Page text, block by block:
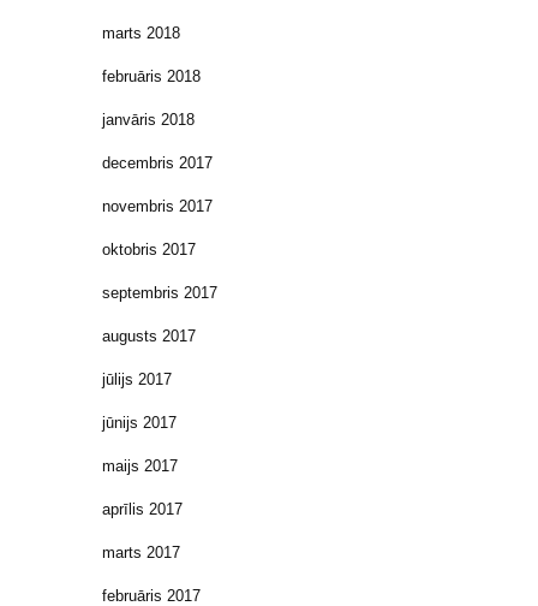
marts 2018
februāris 2018
janvāris 2018
decembris 2017
novembris 2017
oktobris 2017
septembris 2017
augusts 2017
jūlijs 2017
jūnijs 2017
maijs 2017
aprīlis 2017
marts 2017
februāris 2017